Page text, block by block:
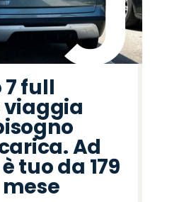
7 full
Ad
tuo da 179